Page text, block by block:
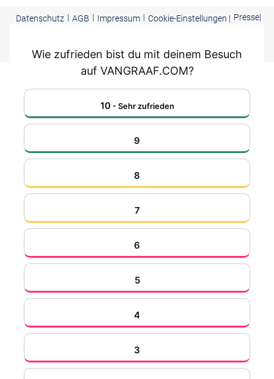
Datenschutz | AGB | Impressum | Cookie-Einstellungen | Presse|
Copyright ©2026 VAN GRAAF Alle Rechte vorbehalten
Wie zufrieden bist du mit deinem Besuch
auf VANGRAAF.COM?
10- Sehr zufrieden
9
8
7
6
5
4
3